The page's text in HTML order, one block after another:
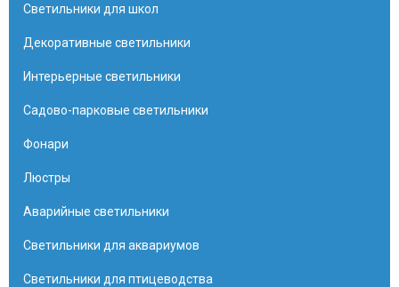
Светильники для школ
Декоративные светильники
Интерьерные светильники
Садово-парковые светильники
Фонари
Люстры
Аварийные светильники
Светильники для аквариумов
Светильники для птицеводства